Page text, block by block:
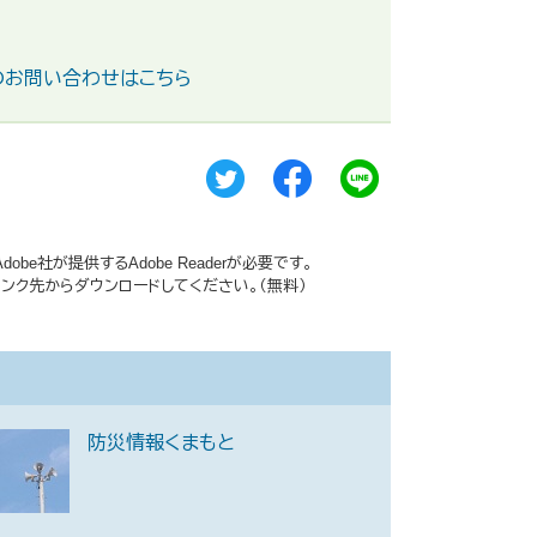
問い合わせはこちら
社が提供するAdobe Readerが必要です。
先からダウンロードしてください。（無料）
防災情報くまもと